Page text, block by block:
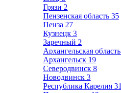
Грязи 2
Пензенская область 35
Пенза 27
Кузнецк 3
Заречный 2
Архангельская область
Архангельск 19
Северодвинск 8
Новодвинск 3
Республика Карелия 31